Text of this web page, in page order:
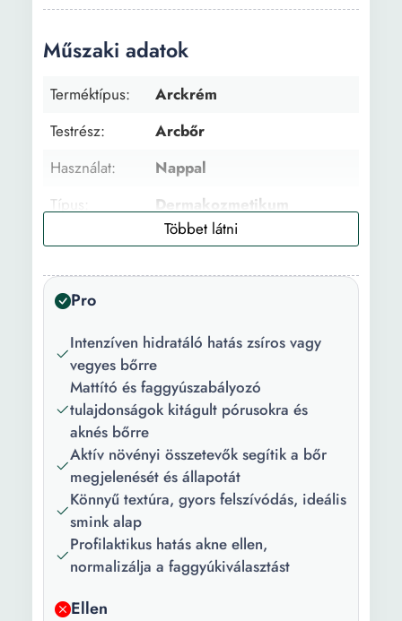
Műszaki adatok
Terméktípus:
Arckrém
Testrész:
Arcbőr
Használat:
Nappal
Típus:
Dermakozmetikum
Fő összetevő:
Aloe Vera Kamilla kivonat
Kollekció:
Természetes hidratáció
Arcbőr típus:
Zsíros
Állag:
Tulajdonságok: Nem mitesszerképző
képlet, Aktív növényi
összetevők, ásványi olaj
nélkül, parabéneek nélkül
Pro
Intenzíven hidratáló hatás zsíros vagy
vegyes bőrre
Mattító és faggyúszabályozó
tulajdonságok kitágult pórusokra és
aknés bőrre
Aktív növényi összetevők segítik a bőr
megjelenését és állapotát
Könnyű textúra, gyors felszívódás, ideális
smink alap
Profilaktikus hatás akne ellen,
normalizálja a faggyúkiválasztást
Ellen